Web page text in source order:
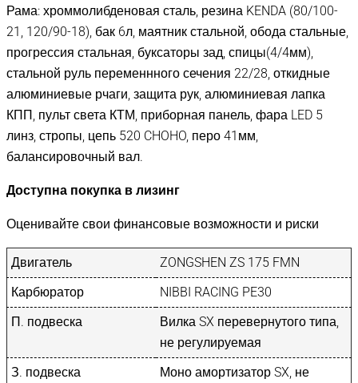
Рама: хроммолибденовая сталь, резина KENDA (80/100-
21, 120/90-18), бак 6л, маятник стальной, обода стальные,
прогрессия стальная, буксаторы зад, спицы(4/4мм),
стальной руль переменнного сечения 22/28, откидные
алюминиевые рчаги, защита рук, алюминиевая лапка
КПП, пульт света КТМ, приборная панель, фара LED 5
линз, стропы, цепь 520 CHOHO, перо 41мм,
балансировочный вал.
Доступна покупка в лизинг
Оценивайте свои финансовые возможности и риски
Двигатель
ZONGSHEN ZS 175 FMN
Карбюратор
NIBBI RACING PE30
П. подвеска
Вилка SX перевернутого типа,
не регулируемая
З. подвеска
Моно амортизатор SX, не